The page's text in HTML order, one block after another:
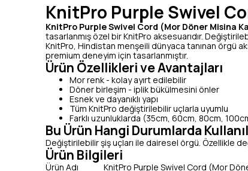
KnitPro Purple Swivel
KnitPro Purple Swivel Cord (Mor Döner Misina
tasarlanmış özel bir KnitPro aksesuarıdır.
KnitPro, Hindistan menşeili dünyaca tanınan örgü
premium deneyim için tasarlanmıştır.
Ürün Özellikleri ve Avantajları
Mor renk - kolay ayırt edilebilir
Döner birleşim - iplik bükülmesini önler
Esnek ve dayanıklı yapı
Tüm KnitPro değiştirilebilir uçlarla uyumlu
Farklı uzunluklarda (35cm, 60cm, 80cm,
Bu Ürün Hangi Durumlarda
Değiştirilebilir şiş uçları ile dairesel örgü. Özellikle
Ürün Bilgileri
Ürün Adı
KnitPro Purple Swivel Cord (Mor